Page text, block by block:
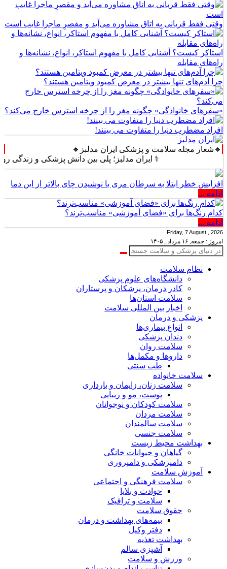
وقتی فقط قربانی به اتاق مشاوره می‌آید و مقصرِ ماجرا غایب است
استاکر کیست؟ آشنایی کامل با مفهوم استاکر، انواع، نشانه‌ها و
راه‌های مقابله
چرا آدم‌های تنها بیشتر در معرض کمبود ویتامین هستند؟
«سفرهای خانوادگی» چگونه مغز را از چرخه استرس خارج می‌کند؟
افراد مضطرب دنیا را متفاوت می بینند!
🔹شعار مجله سلامت و پزشکی ایران مدلبز🔹
⚕️ ایران مدلبز؛ پلی بین دانش پزشکی و زندگی روزمره ⚕️
افزایش خطر ابتلا به سرطان مری با نوشیدن چای بالاتر از این دما
ادامه ...
کدام رنگ‌ها برای «فضای آموزشی» مناسب‌ترند؟
ادامه ...
Friday, 7 August , 2026
امروز : جمعه, ۱۶ مرداد , ۱۴۰۵
نظام سلامت
دانشگاه‌های علوم پزشکی
کادر درمان، پزشکان و پرستاران
سلامت استان‌ها
اخبار بین المللی سلامت
پزشکی و درمان
انواع بیماری‌ها
دندان پزشکی
سلامت روان
داروها و مکمل‌ها
طب سنتی
سلامت خانواده
سلامت زنان، زایمان و بارداری
پوست، مو و زیبایی
سلامت کودکان و نوجوانان
سلامت مردان
سلامت سالمندان
سلامت جنسی
بهداشت محیط زیست
گیاهان و حیوانات خانگی
دامپزشکی و دامپروری
آموزش سلامت
سلامت فرهنگی و اجتماعی
حوادث و بلایا
سلامت و ترافیک
حقوق سلامت
بیمه‌های بهداشت و درمان
دفتر وکیل
بهداشت تغذیه
آشپزی سالم
ورزش و سلامت